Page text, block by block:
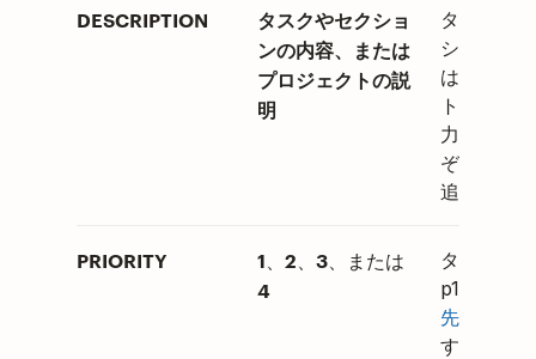
DESCRIPTION
タスクやセクショ
ンの内容、または
プロジェクトの説
明
タスク、
ション、
はプロジ
トの内容
力して、
ぞれに説
追加しま
PRIORITY 1 2 3 、または
4
タスクに
p1（
先度
するには